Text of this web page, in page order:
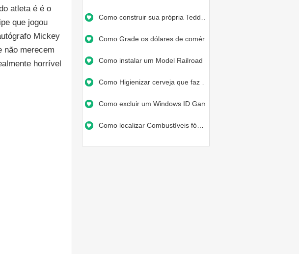
Como construir sua própria Tedd…
Como Grade os dólares de comér…
Como instalar um Model Railroad …
Como Higienizar cerveja que faz …
Como excluir um Windows ID Gamer…
Como localizar Combustíveis fó…
atleta é é o
que jogou
Mickey
não merecem
horrível